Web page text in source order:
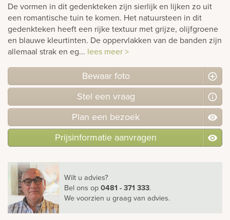
De vormen in dit gedenkteken zijn sierlijk en lijken zo uit
een romantische tuin te komen. Het natuursteen in dit
gedenkteken heeft een rijke textuur met grijze, olijfgroene
en blauwe kleurtinten. De oppervlakken van de banden zijn
allemaal strak en eg... lees meer >
Bewaar foto
Stel een vraag
Plan een bezoek
Prijsinformatie aanvragen
Wilt u advies?
Bel ons op0481 - 371 333.
We voorzien u graag van advies.